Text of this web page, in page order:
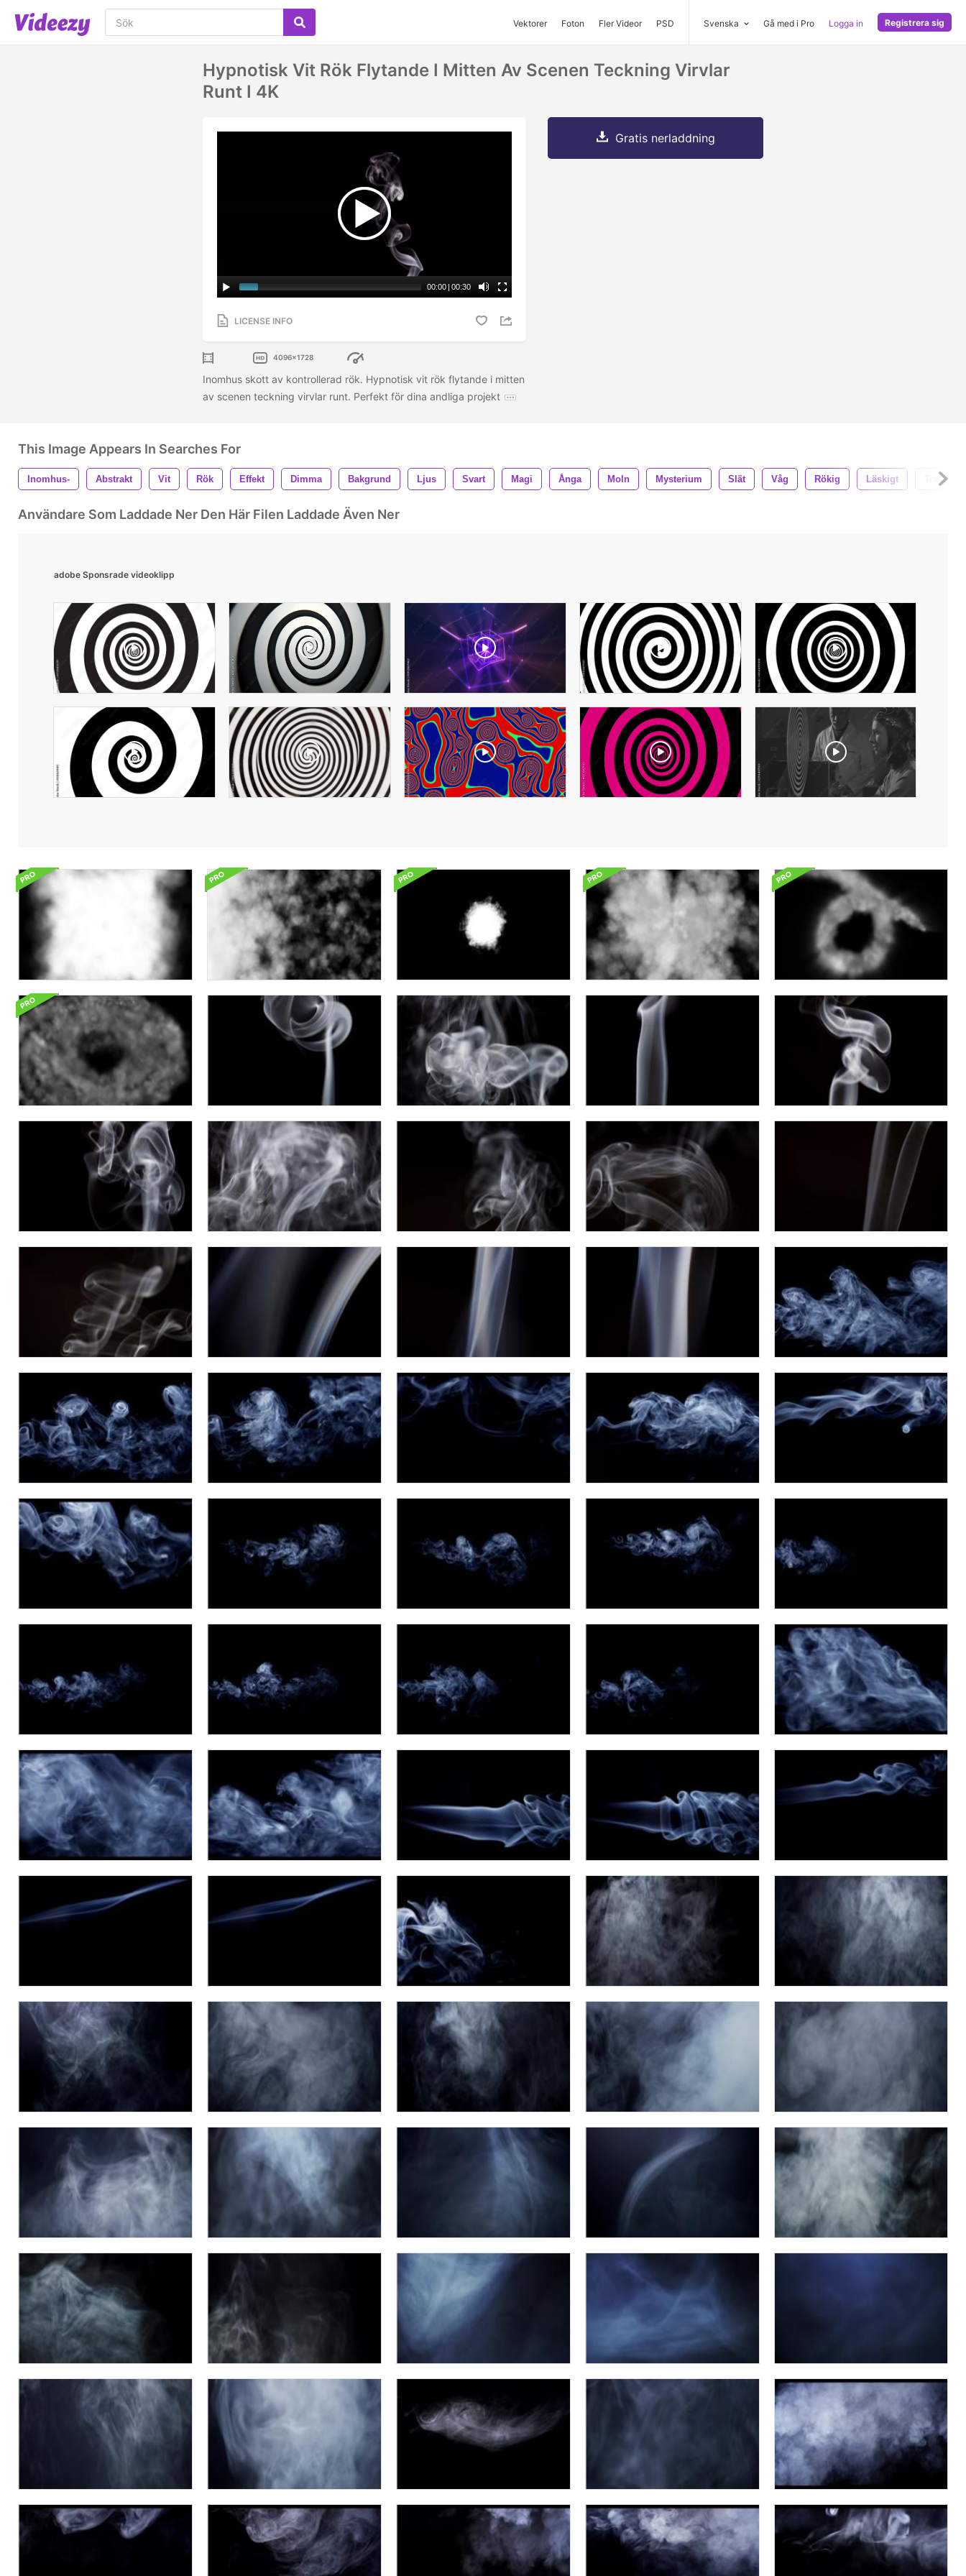
Vektorer Foton Fler Videor PSD Svenska Gå med i Pro Logga in Registrera sig
Hypnotisk Vit Rök Flytande I Mitten Av Scenen Teckning Virvlar
Runt I 4K
00:00 | 00:30
LICENSE INFO
4096x1728
Inomhus skott av kontrollerad rök. Hypnotisk vit rök flytande i mitten
av scenen teckning virvlar runt. Perfekt för dina andliga projekt
Gratis nerladdning
This Image Appears In Searches For
Inomhus- Abstrakt Vit Rök Effekt Dimma Bakgrund Ljus Svart Magi Ånga Moln Mysterium Slät Våg Rökig Läskigt
Användare Som Laddade Ner Den Här Filen Laddade Även Ner
adobe Sponsrade videoklipp